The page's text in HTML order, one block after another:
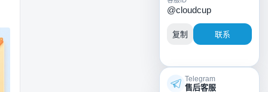
@cloudcup
复制 联系
Telegram
售后客服